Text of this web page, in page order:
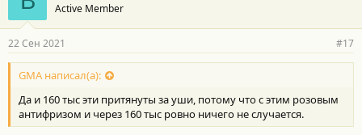
Active Member
22 Сен 2021 #17
GMA написал(а):
Да и 160 тыс эти притянуты за уши, потому что с этим розовым
антифризом и через 160 тыс ровно ничего не случается.